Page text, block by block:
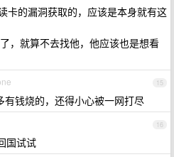
卡的漏洞获取的，应该是本身就有这
，就算不去找他，他应该也是想看
15
钱烧的，还得小心被一网打尽
16
国试试